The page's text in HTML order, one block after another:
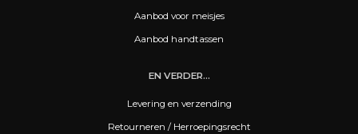
Aanbod voor meisjes
Aanbod handtassen
EN VERDER...
Levering en verzending
Retourneren / Herroepingsrecht